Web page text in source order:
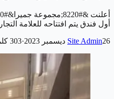
أول فندق يتم افتتاحه للعلامة
Site Admin26 ديسمبر 2023 ·
303